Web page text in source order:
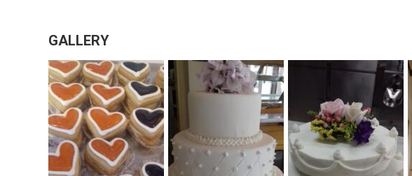
GALLERY